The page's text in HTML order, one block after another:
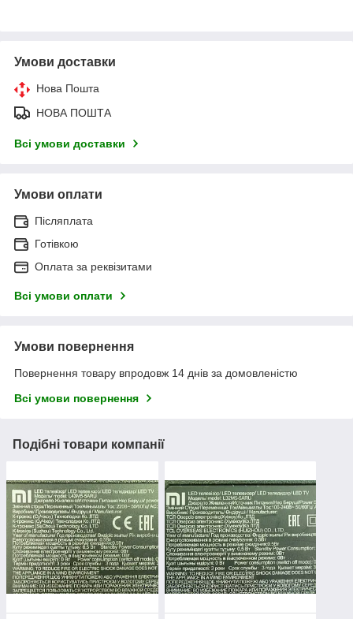
Умови доставки
Нова Пошта
НОВА ПОШТА
Всі умови доставки
Умови оплати
Післяплата
Готівкою
Оплата за реквізитами
Всі умови оплати
Умови повернення
Повернення товару впродовж 14 днів за домовленістю
Всі умови повернення
Подібні товари компанії